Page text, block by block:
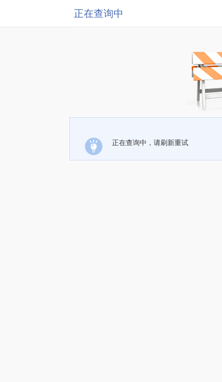
正在查询中
正在查询中，请刷新重试